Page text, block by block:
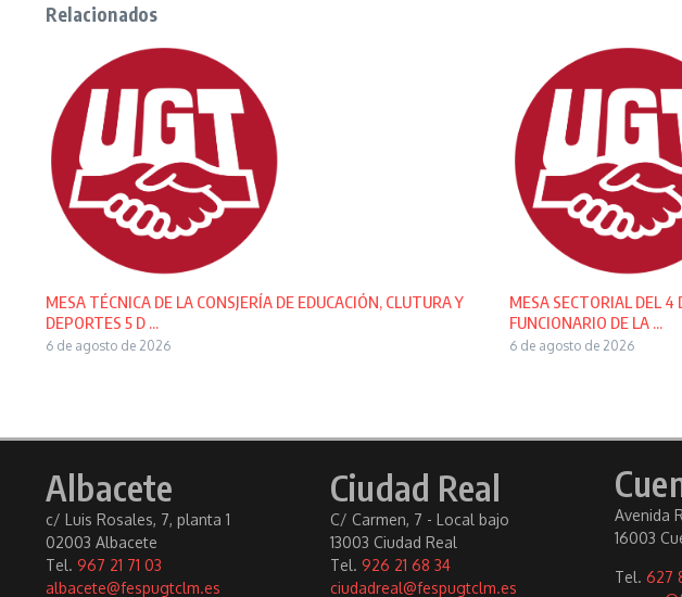
Relacionados
MESA TÉCNICA DE LA CONSJERÍA DE EDUCACIÓN, CLUTURA Y
DEPORTES 5 D ...
6 de agosto de 2026
MESA SECTORIAL DEL
FUNCIONARIO DE LA ...
6 de agosto de 2026
Albacete
c/ Luis Rosales, 7, planta 1
02003 Albacete
Tel. 967 21 71 03
albacete@fespugtclm.es
Ciudad Real
C/ Carmen, 7 - Local bajo
13003 Ciudad Real
Tel. 926 21 68 34
ciudadreal@fespugtclm.es
Avenida
16003
Tel. 627